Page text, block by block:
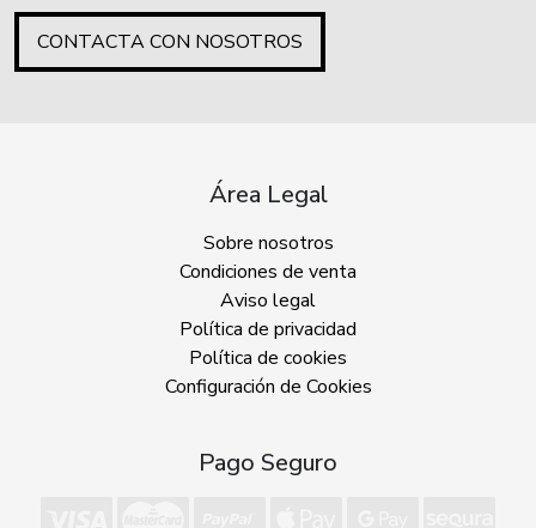
CONTACTA CON NOSOTROS
Área Legal
Sobre nosotros
Condiciones de venta
Aviso legal
Política de privacidad
Política de cookies
Configuración de Cookies
Pago Seguro